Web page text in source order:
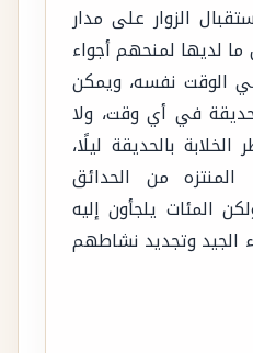
الزوار على مدار
ما لديها لمنحهم أجواء
الوقت نفسه، ويمكن
في أي وقت، ولا
بالحديقة ليلًا،
من الحدائق
المئات يلجأون إليه
الجيد وتجديد نشاطهم